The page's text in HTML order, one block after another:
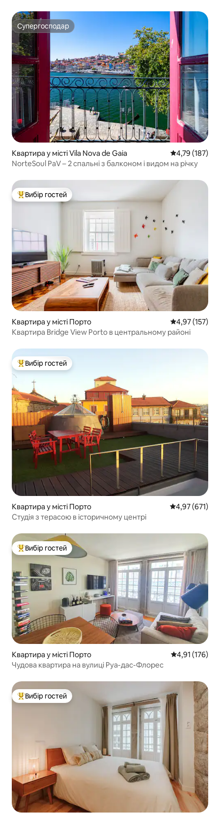
Супергосподар
Супергосподар
Квартира у місті Vila Nova de Gaia Середня
4,79 (187)
NorteSoul PaV – 2 спальні з балконом і видом на річку
Топ вибір гостей
Вибір гостей
Квартира у місті Порто Середня
4,97 (157)
Квартира Bridge View Porto в центральному районі
Топ вибір гостей
Вибір гостей
Квартира у місті Порто Середня
4,97 (671)
Студія з терасою в історичному центрі
Топ вибір гостей
Вибір гостей
Квартира у місті Порто Середня
4,91 (176)
Чудова квартира на вулиці Руа-дас-Флорес
Топ вибір гостей
Вибір гостей